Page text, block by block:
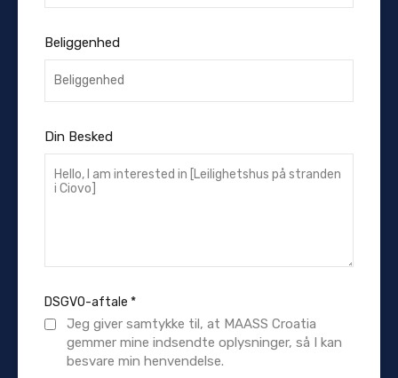
Beliggenhed
Din Besked
DSGVO-aftale *
Jeg giver samtykke til, at MAASS Croatia
gemmer mine indsendte oplysninger, så I kan
besvare min henvendelse.